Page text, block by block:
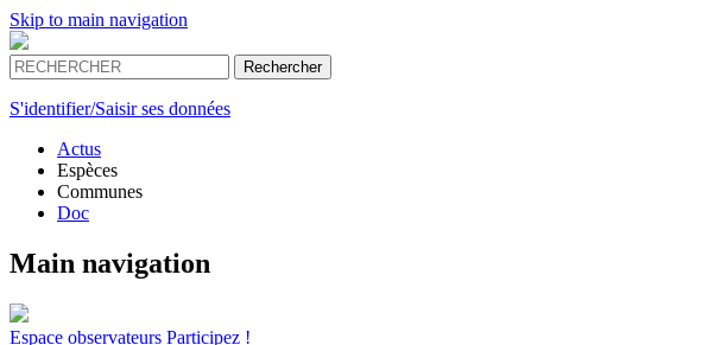
Skip to main navigation
S'identifier/Saisir ses données
Actus
Espèces
Communes
Doc
Main navigation
Espace observateurs Participez !